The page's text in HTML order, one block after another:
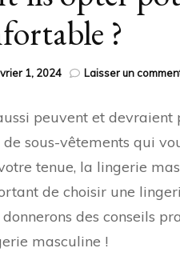
?
1, 2024 Laisser un
peuvent et
sous-vêtements qui
tenue, la lingerie
de choisir une
des conseils
masculine !